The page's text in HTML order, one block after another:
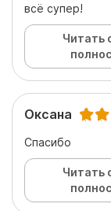
всё супер!
Читать
Оксана
Спасибо
Читать